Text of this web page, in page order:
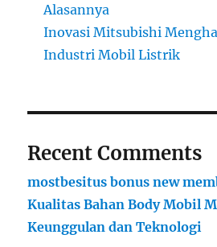
Alasannya
Inovasi Mitsubishi
Industri Mobil Listrik
Recent Comments
mostbesitus bonus new
Kualitas Bahan Body Mobil
Keunggulan dan Teknologi